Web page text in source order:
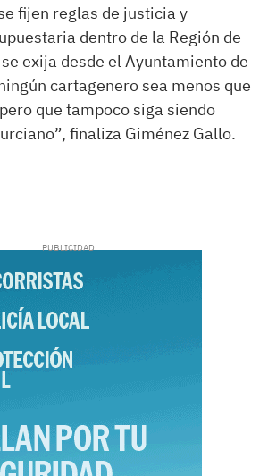
fijen reglas de justicia y
dentro de la Región de
exija desde el Ayuntamiento de
cartagenero sea menos que
que tampoco siga siendo
finaliza Giménez Gallo.